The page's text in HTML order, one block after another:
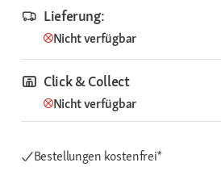
Lieferung:
Nicht verfügbar
Click & Collect
Nicht verfügbar
Bestellungen kostenfrei*